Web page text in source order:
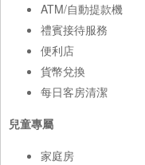
ATM/自動提款機
禮賓接待服務
便利店
貨幣兌換
每日客房清潔
兒童專屬
家庭房